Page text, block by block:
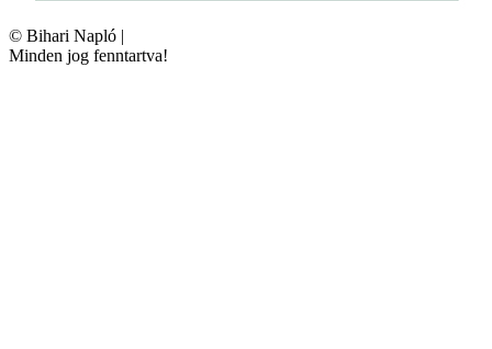
© Bihari Napló |
Minden jog fenntartva!